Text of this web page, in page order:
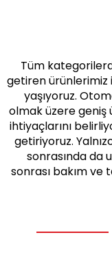
Tüm
getiren ürünlerimiz
yaşıyoruz.
olmak üzere geniş
ihtiyaçlarını
getiriyoruz.
sonrasında da
sonrası bakım